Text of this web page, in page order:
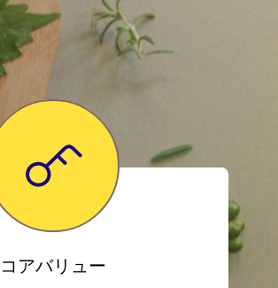
コアバリュー